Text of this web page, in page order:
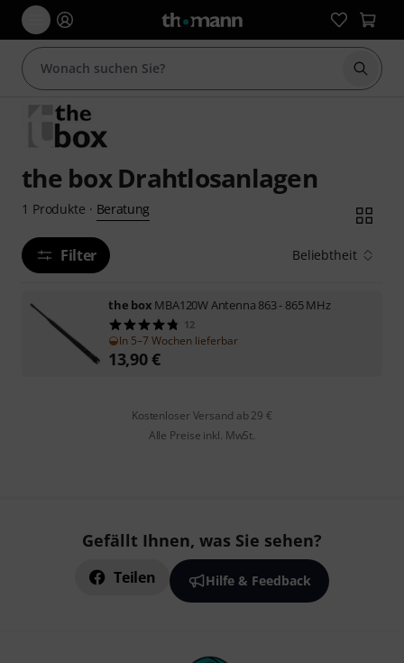
Suche
the box Drahtlosanlagen
1 Produkte · Beratung
Filter Beliebtheit
the box MBA120W Antenna 863 - 865 MHz
12
In 5–7 Wochen lieferbar
13,90€
Kostenloser Versand ab 29 €
Alle Preise inkl. MwSt.
Gefällt Ihnen, was Sie sehen?
Teilen Hilfe & Feedback